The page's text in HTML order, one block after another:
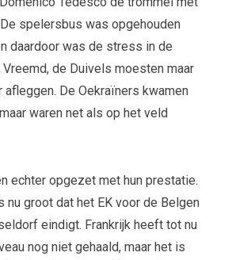
spelersbus was opgehouden
daardoor was de stress in de
de Duivels moesten maar
De Oekraïners kwamen
waren net als op het veld
echter opgezet met hun prestatie.
nu groot dat het EK voor de Belgen
eindigt. Frankrijk heeft tot nu
nog niet gehaald, maar het is